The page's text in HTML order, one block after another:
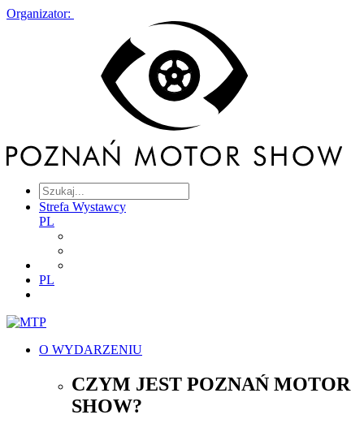
Organizator:
Strefa Wystawcy
PL
PL
O WYDARZENIU
CZYM JEST POZNAŃ MOTOR
SHOW?